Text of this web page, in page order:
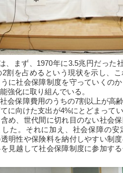
、まず、1970年に3.5兆円だった
2割を占めるという現状を示し、
に社会保障制度を守っていくの
強化に取り組んでいる。
会保障費用のうちの7割以上が高
に向けた支出が4%にとどまって
め、世代間に切れ目のない社会
た。それに加え、社会保障の安
明性や保険料を納付しやすい制
見越して社会保障制度に参加す